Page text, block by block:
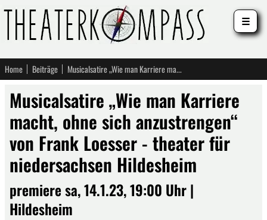
Home Beiträge Musicalsatire „Wie man Karriere macht, ohne sich anzustrengen“ von Frank Loesser - theater für niedersachsen Hildesheim
Musicalsatire „Wie man Karriere
macht, ohne sich anzustrengen“
von Frank Loesser - theater für
niedersachsen Hildesheim
premiere sa, 14.1.23, 19:00 Uhr |
Hildesheim
☰